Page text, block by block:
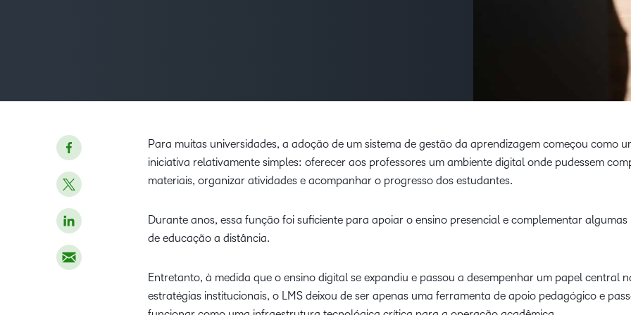
Saiba como
parcerias com
Instituições de
concorrência.
de
Blog
Para muitas universidades, a adoção de um sistema de gestão da aprendizagem começou como
iniciativa relativamente simples: oferecer aos professores um ambiente digital onde pudessem
materiais, organizar atividades e acompanhar o progresso dos estudantes.
Durante anos, essa função foi suficiente para apoiar o ensino presencial e complementar algumas
de educação a distância.
Entretanto, à medida que o ensino digital se expandiu e passou a desempenhar um papel central
estratégias institucionais, o LMS deixou de ser apenas uma ferramenta de apoio pedagógico e